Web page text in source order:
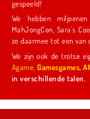
gespeeld!
We hebben
MahJongCon, Sara's Cooking Class en Happy Wheels getrokken en hebben
We zijn ook de trotse
Agame ,Gamesgames,
in verschillende talen.